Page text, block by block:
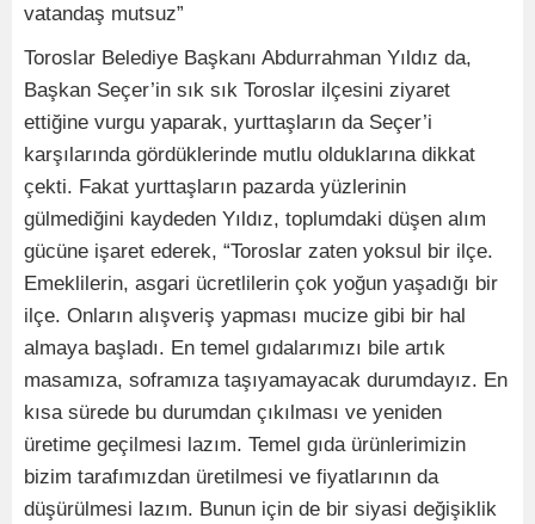
vatandaş mutsuz”
Toroslar Belediye Başkanı Abdurrahman Yıldız da,
Başkan Seçer’in sık sık Toroslar ilçesini ziyaret
ettiğine vurgu yaparak, yurttaşların da Seçer’i
karşılarında gördüklerinde mutlu olduklarına dikkat
çekti. Fakat yurttaşların pazarda yüzlerinin
gülmediğini kaydeden Yıldız, toplumdaki düşen alım
gücüne işaret ederek, “Toroslar zaten yoksul bir ilçe.
Emeklilerin, asgari ücretlilerin çok yoğun yaşadığı bir
ilçe. Onların alışveriş yapması mucize gibi bir hal
almaya başladı. En temel gıdalarımızı bile artık
masamıza, soframıza taşıyamayacak durumdayız. En
kısa sürede bu durumdan çıkılması ve yeniden
üretime geçilmesi lazım. Temel gıda ürünlerimizin
bizim tarafımızdan üretilmesi ve fiyatlarının da
düşürülmesi lazım. Bunun için de bir siyasi değişiklik